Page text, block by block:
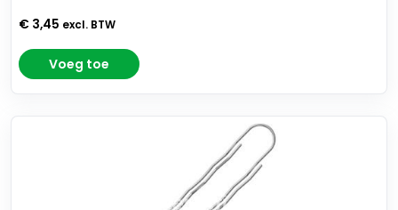
€ 3,45 excl. BTW
Voeg toe